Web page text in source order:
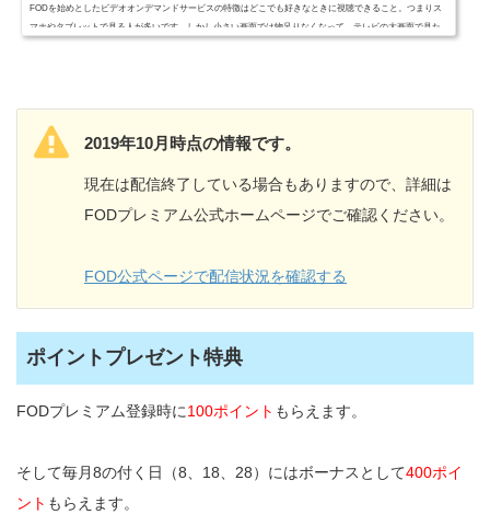
FODを始めとしたビデオオンデマンドサービスの特徴はどこでも好きなときに視聴できること。つまりス
マホやタブレットで見る人が多いです。しかし小さい画面では物足りなくなって、テレビの大画面で見た
2019年10月時点の情報です。
現在は配信終了している場合もありますので、詳細は
FODプレミアム公式ホームページでご確認ください。
FOD公式ページで配信状況を確認する
ポイントプレゼント特典
FODプレミアム登録時に100ポイント もらえます。
そして毎月8の付く日（8、18、28）にはボーナスとして400ポイ
ント もらえます。